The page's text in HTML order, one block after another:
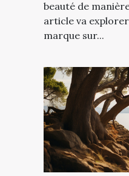
beauté de
article va
marque sur...